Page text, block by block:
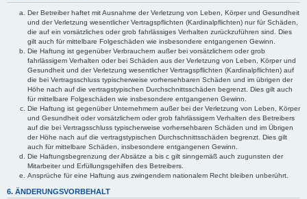
Der Betreiber haftet mit Ausnahme der Verletzung von Leben, Körper und Gesundheit
und der Verletzung wesentlicher Vertragspflichten (Kardinalpflichten) nur für Schäden,
die auf ein vorsätzliches oder grob fahrlässiges Verhalten zurückzuführen sind. Dies
gilt auch für mittelbare Folgeschäden wie insbesondere entgangenen Gewinn.
Die Haftung ist gegenüber Verbrauchern außer bei vorsätzlichem oder grob
fahrlässigem Verhalten oder bei Schäden aus der Verletzung von Leben, Körper und
Gesundheit und der Verletzung wesentlicher Vertragspflichten (Kardinalpflichten) auf
die bei Vertragsschluss typischerweise vorhersehbaren Schäden und im übrigen der
Höhe nach auf die vertragstypischen Durchschnittsschäden begrenzt. Dies gilt auch
für mittelbare Folgeschäden wie insbesondere entgangenen Gewinn.
Die Haftung ist gegenüber Unternehmern außer bei der Verletzung von Leben, Körper
und Gesundheit oder vorsätzlichem oder grob fahrlässigem Verhalten des Betreibers
auf die bei Vertragsschluss typischerweise vorhersehbaren Schäden und im Übrigen
der Höhe nach auf die vertragstypischen Durchschnittsschäden begrenzt. Dies gilt
auch für mittelbare Schäden, insbesondere entgangenen Gewinn.
Die Haftungsbegrenzung der Absätze a bis c gilt sinngemäß auch zugunsten der
Mitarbeiter und Erfüllungsgehilfen des Betreibers.
Ansprüche für eine Haftung aus zwingendem nationalem Recht bleiben unberührt.
6. ÄNDERUNGSVORBEHALT